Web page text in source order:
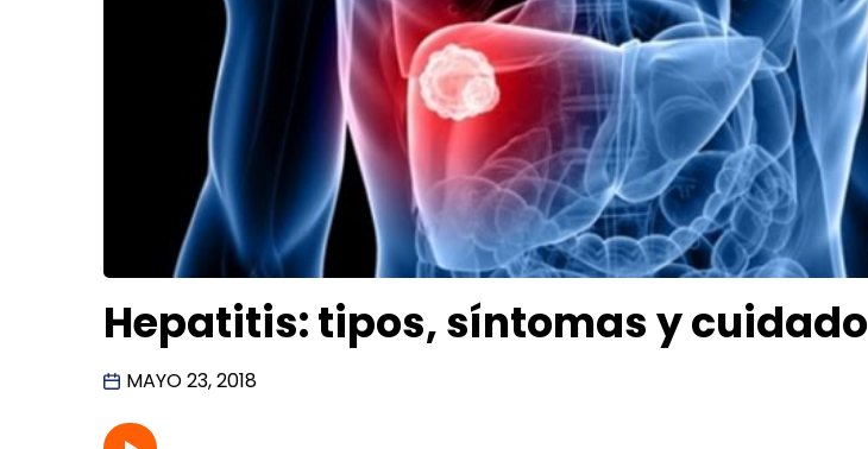
Hepatitis: tipos, síntomas y cuidado
MAYO 23, 2018